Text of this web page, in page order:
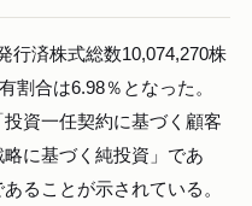
行済株式総数10,074,270株
割合は6.98％となった。
資一任契約に基づく顧客
に基づく純投資」であ
ることが示されている。